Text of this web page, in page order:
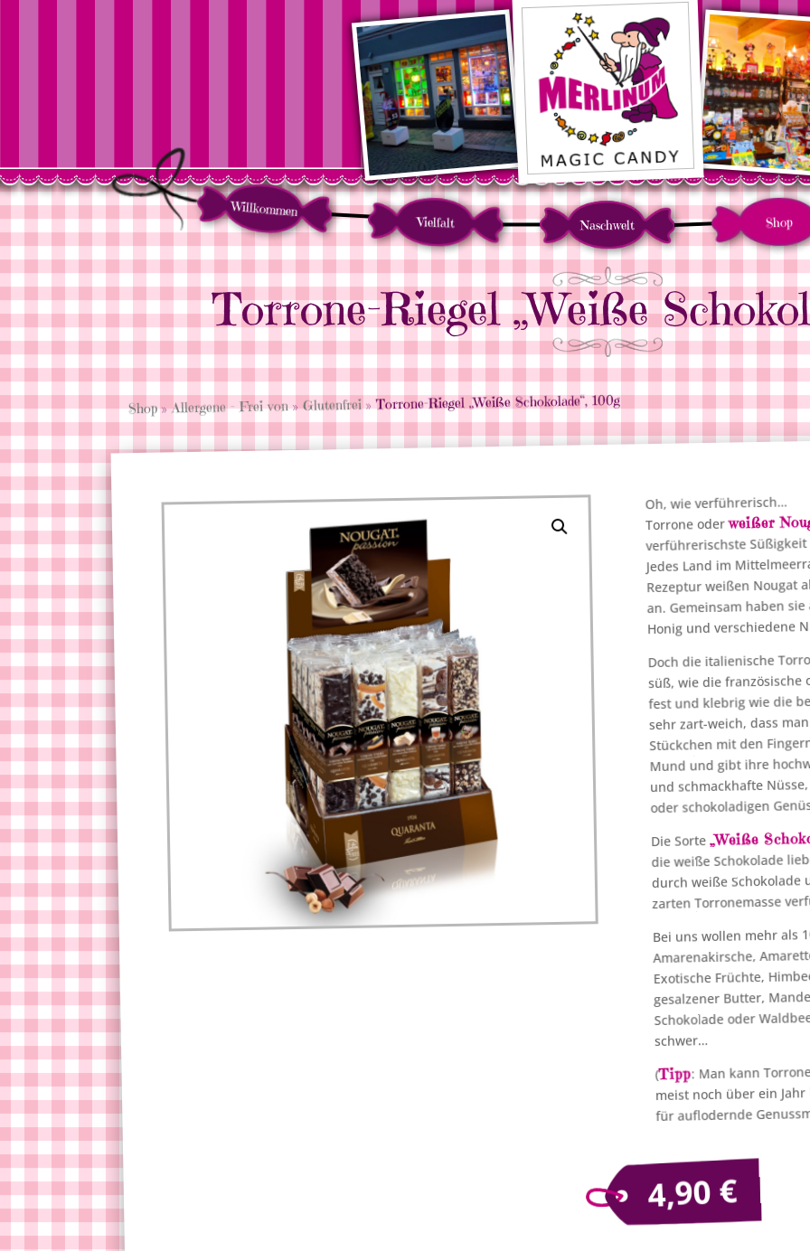
Willkommen
Vielfalt Naschwelt Shop
Torrone-Riegel „Weiße
Shop»Allergene - Frei von»Glutenfrei» Torrone-Riegel „Weiße Schokolade“, 100g
Oh, wie verführerisch…
Torrone oderweißer
verführerischste
Jedes Land im
Rezeptur weißen Nougat
an. Gemeinsam haben
Honig und verschiedene
Doch die italienische
süß, wie die französische
fest und klebrig wie die
sehr zart-weich, dass
Stückchen mit den
Mund und gibt ihre
und schmackhafte
oder schokoladigen
Die Sorte„Weiße
die weiße Schokolade
durch weiße Schokolade
zarten Torronemasse
Bei uns wollen mehr als
Amarenakirsche,
Exotische Früchte,
gesalzener Butter,
Schokolade oder
schwer…
(Tipp: Man kann
meist noch über ein
für auflodernde
4,90€